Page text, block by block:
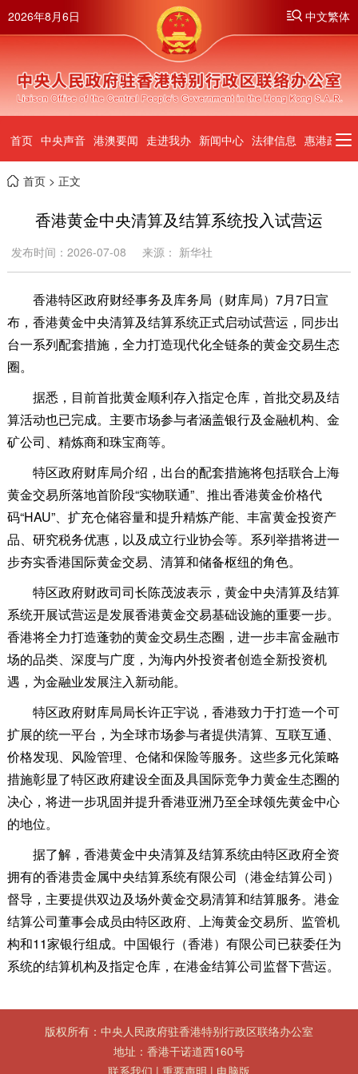
2026年8月6日 中文繁体
首页 中央声音 港澳要闻 走进我办 新闻中心 法律信息 惠港政策
首页> 正文
香港黄金中央清算及结算系统投入试营运
发布时间：2026-07-08 来源： 新华社
香港特区政府财经事务及库务局（财库局）7月7日宣
布，香港黄金中央清算及结算系统正式启动试营运，同步出
台一系列配套措施，全力打造现代化全链条的黄金交易生态
圈。
据悉，目前首批黄金顺利存入指定仓库，首批交易及结
算活动也已完成。主要市场参与者涵盖银行及金融机构、金
矿公司、精炼商和珠宝商等。
特区政府财库局介绍，出台的配套措施将包括联合上海
黄金交易所落地首阶段“实物联通”、推出香港黄金价格代
码“HAU”、扩充仓储容量和提升精炼产能、丰富黄金投资产
品、研究税务优惠，以及成立行业协会等。系列举措将进一
步夯实香港国际黄金交易、清算和储备枢纽的角色。
特区政府财政司司长陈茂波表示，黄金中央清算及结算
系统开展试营运是发展香港黄金交易基础设施的重要一步。
香港将全力打造蓬勃的黄金交易生态圈，进一步丰富金融市
场的品类、深度与广度，为海内外投资者创造全新投资机
遇，为金融业发展注入新动能。
特区政府财库局局长许正宇说，香港致力于打造一个可
扩展的统一平台，为全球市场参与者提供清算、互联互通、
价格发现、风险管理、仓储和保险等服务。这些多元化策略
措施彰显了特区政府建设全面及具国际竞争力黄金生态圈的
决心，将进一步巩固并提升香港亚洲乃至全球领先黄金中心
的地位。
据了解，香港黄金中央清算及结算系统由特区政府全资
拥有的香港贵金属中央结算系统有限公司（港金结算公司）
督导，主要提供双边及场外黄金交易清算和结算服务。港金
结算公司董事会成员由特区政府、上海黄金交易所、监管机
构和11家银行组成。中国银行（香港）有限公司已获委任为
系统的结算机构及指定仓库，在港金结算公司监督下营运。
版权所有：中央人民政府驻香港特别行政区联络办公室
地址：香港干诺道西160号